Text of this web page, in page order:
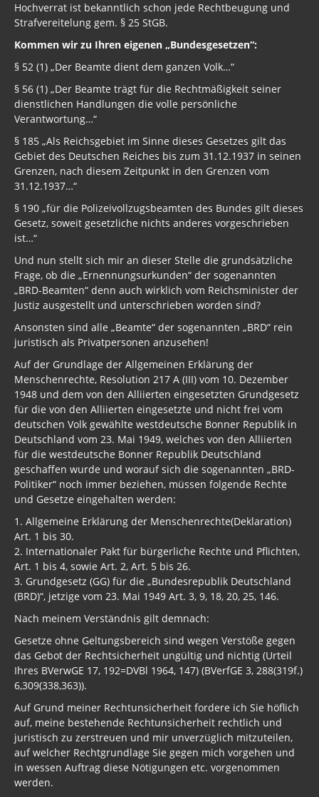
Hochverrat ist bekanntlich schon jede Rechtbeugung und
Strafvereitelung gem. § 25 StGB.
Kommen wir zu Ihren eigenen „Bundesgesetzen“:
§ 52 (1) „Der Beamte dient dem ganzen Volk…“
§ 56 (1) „Der Beamte trägt für die Rechtmäßigkeit seiner
dienstlichen Handlungen die volle persönliche
Verantwortung…“
§ 185 „Als Reichsgebiet im Sinne dieses Gesetzes gilt das
Gebiet des Deutschen Reiches bis zum 31.12.1937 in seinen
Grenzen, nach diesem Zeitpunkt in den Grenzen vom
31.12.1937…“
§ 190 „für die Polizeivollzugsbeamten des Bundes gilt dieses
Gesetz, soweit gesetzliche nichts anderes vorgeschrieben
ist…“
Und nun stellt sich mir an dieser Stelle die grundsätzliche
Frage, ob die „Ernennungsurkunden“ der sogenannten
„BRD-Beamten“ denn auch wirklich vom Reichsminister der
Justiz ausgestellt und unterschrieben worden sind?
Ansonsten sind alle „Beamte“ der sogenannten „BRD“ rein
juristisch als Privatpersonen anzusehen!
Auf der Grundlage der Allgemeinen Erklärung der
Menschenrechte, Resolution 217 A (III) vom 10. Dezember
1948 und dem von den Alliierten eingesetzten Grundgesetz
für die von den Alliierten eingesetzte und nicht frei vom
deutschen Volk gewählte westdeutsche Bonner Republik in
Deutschland vom 23. Mai 1949, welches von den Alliierten
für die westdeutsche Bonner Republik Deutschland
geschaffen wurde und worauf sich die sogenannten „BRD-
Politiker“ noch immer beziehen, müssen folgende Rechte
und Gesetze eingehalten werden:
1. Allgemeine Erklärung der Menschenrechte(Deklaration)
Art. 1 bis 30.
2. Internationaler Pakt für bürgerliche Rechte und Pflichten,
Art. 1 bis 4, sowie Art. 2, Art. 5 bis 26.
3. Grundgesetz (GG) für die „Bundesrepublik Deutschland
(BRD)“, jetzige vom 23. Mai 1949 Art. 3, 9, 18, 20, 25, 146.
Nach meinem Verständnis gilt demnach:
Gesetze ohne Geltungsbereich sind wegen Verstöße gegen
das Gebot der Rechtsicherheit ungültig und nichtig (Urteil
Ihres BVerwGE 17, 192=DVBl 1964, 147) (BVerfGE 3, 288(319f.)
6,309(338,363)).
Auf Grund meiner Rechtunsicherheit fordere ich Sie höflich
auf, meine bestehende Rechtunsicherheit rechtlich und
juristisch zu zerstreuen und mir unverzüglich mitzuteilen,
auf welcher Rechtgrundlage Sie gegen mich vorgehen und
in wessen Auftrag diese Nötigungen etc. vorgenommen
werden.